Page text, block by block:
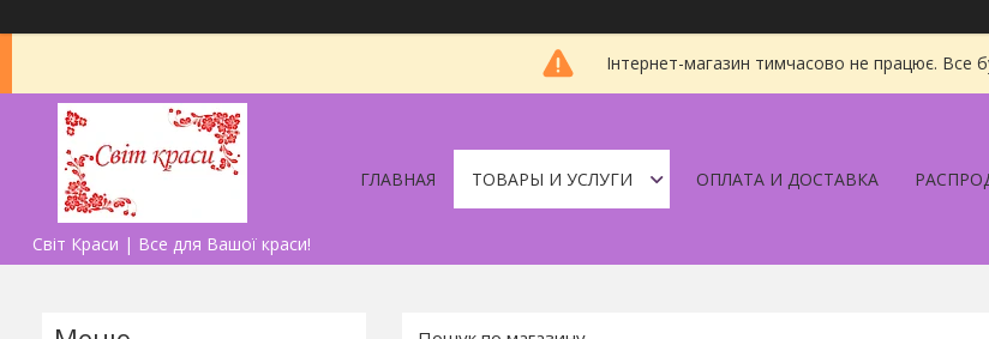
Інтернет-магазин тимчасово не працює. Все
Світ Краси | Все для Вашої краси!
ГЛАВНАЯ ТОВАРЫ И УСЛУГИ ОПЛАТА И ДОСТАВКА